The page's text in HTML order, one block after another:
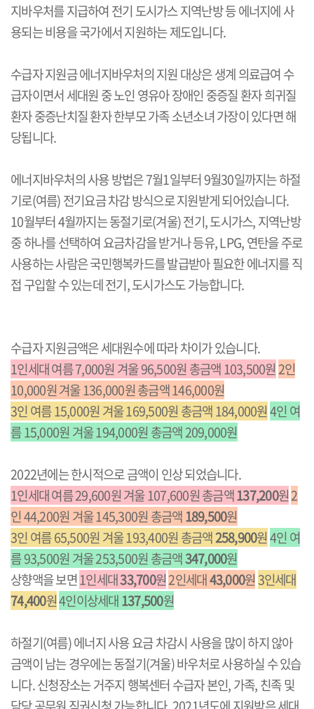
지바우처를 지급하여 전기 도시가스 지역난방 등 에너지에 사
용되는 비용을 국가에서 지원하는 제도입니다.
수급자 지원금 에너지바우처의 지원 대상은 생계 의료급여 수
급자이면서 세대원 중 노인 영유아 장애인 중증질 환자 희귀질
환자 중증난치질 환자 한부모 가족 소년소녀 가장이 있다면 해
당됩니다.
에너지바우처의 사용 방법은 7월1일부터 9월30일까지는 하절
기로(여름) 전기요금 차감 방식으로 지원받게 되어있습니다.
10월부터 4월까지는 동절기로(겨울) 전기, 도시가스, 지역난방
중 하나를 선택하여 요금차감을 받거나 등유, LPG, 연탄을 주로
사용하는 사람은 국민행복카드를 발급받아 필요한 에너지를 직
접 구입할 수 있는데 전기, 도시가스도 가능합니다.
수급자지원금액은 세대원수에 따라 차이가 있습니다.
1인세대 여름 7,000원 겨울 96,500원 총금액 103,500원2인
10,000원 겨울 136,000원 총금액 146,000원
3인 여름 15,000원 겨울 169,500원 총금액 184,000원4인 여
름 15,000원 겨울 194,000원 총금액 209,000원
2022년에는 한시적으로 금액이 인상 되었습니다.
1인세대 여름 29,600원 겨울 107,600원 총금액137,200원2
인 44,200원 겨울 145,300원 총금액189,500원
3인 여름 65,500원 겨울 193,400원 총금액258,900원4인 여
름 93,500원 겨울 253,500원 총금액347,000원
상향액을 보면1인세대33,700원2인세대43,000원3인세대
74,400원4인이상세대137,500원
하절기(여름) 에너지 사용 요금 차감시 사용을 많이 하지 않아
금액이 남는 경우에는 동절기(겨울) 바우처로 사용하실 수 있습
니다. 신청장소는 거주지 행복센터 수급자 본인, 가족, 친족 및